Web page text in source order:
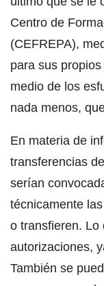
Centro de
(CEFREPA),
para sus
medio de los
nada menos,
En materia de
transferencias
serían
técnicamente
o transfieren. Lo
autorizaciones,
También se